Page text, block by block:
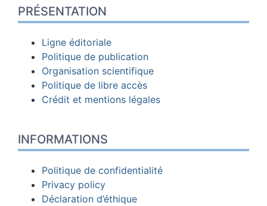
PRÉSENTATION
Ligne éditoriale
Politique de publication
Organisation scientifique
Politique de libre accès
Crédit et mentions légales
INFORMATIONS
Politique de confidentialité
Privacy policy
Déclaration d’éthique